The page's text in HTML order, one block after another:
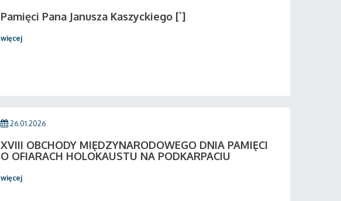
Pamięci Pana Janusza Kaszyckiego [`]
więcej
26.01.2026
XVIII OBCHODY MIĘDZYNARODOWEGO DNIA PAMIĘCI
O OFIARACH HOLOKAUSTU NA PODKARPACIU
więcej